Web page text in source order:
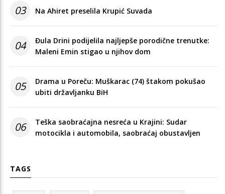
03 Na Ahiret preselila Krupić Suvada
04
Đula Drini podijelila najljepše porodične trenutke:
Maleni Emin stigao u njihov dom
05
Drama u Poreču: Muškarac (74) štakom pokušao
ubiti državljanku BiH
06
Teška saobraćajna nesreća u Krajini: Sudar
motocikla i automobila, saobraćaj obustavljen
TAGS